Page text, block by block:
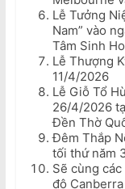
Lễ Tưởng
Nam” vào
Tâm Sinh
Lễ Thượng
11/4/2026
Lễ Giỗ Tổ
26/4/2026
Đền Thờ
Đêm Thắp
tối thứ năm
Sẽ cùng
đô